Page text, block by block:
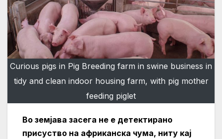
Curious pigs in Pig Breeding farm in swine business in
tidy and clean indoor housing farm, with pig mother
feeding piglet
Во земјава засега не е детектирано
присуство на африканска чума, ниту кај